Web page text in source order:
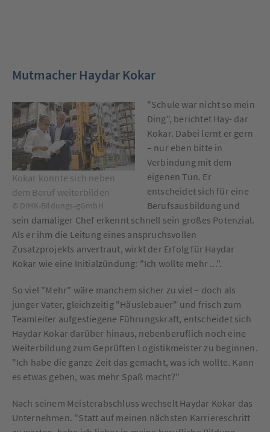
Mutmacher Haydar Kokar
Kokar konnte sich neben
dem Beruf weiterbilden
© DIHK-Bildungs-gGmbH
"Schule war nicht so mein
Ding", berichtet Hay- dar
Kokar. Dabei lernt er gern
– nur eben bitte in
Verbindung mit dem
eigenen Tun. Er
entscheidet sich für eine
Berufsausbildung und
sein damaliger Chef erkennt schnell sein großes Potenzial.
Als er ihm die Leitung eines anspruchsvollen
Zusatzprojekts anvertraut, wirkt der Erfolg für Haydar
Kokar wie eine Initialzündung: "Ich wollte mehr ...".
So viel "Mehr" wäre manchem sicher zu viel – doch als
junger Vater, gleichzeitig "Häuslebauer" und frisch zum
Teamleiter aufgestiegene Führungskraft, entscheidet sich
Haydar Kokar darüber hinaus, nebenberuflich noch eine
Weiterbildung zum Geprüften Logistikmeister zu beginnen.
"Ich habe die ganze Zeit das gemacht, was ich wollte. Kann
es etwas geben, was mehr Spaß macht?"
Nach seinem Meisterabschluss wechselt Haydar Kokar das
Unternehmen. "Statt auf meinen nächsten Karriereschritt